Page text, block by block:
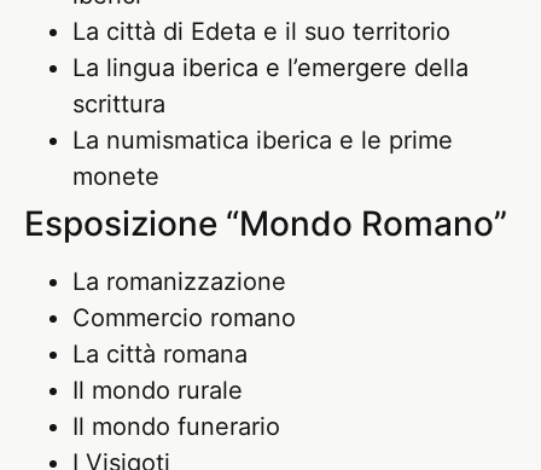
La città di Edeta e il suo territorio
La lingua iberica e l’emergere della
scrittura
La numismatica iberica e le prime
monete
Esposizione “Mondo Romano”
La romanizzazione
Commercio romano
La città romana
Il mondo rurale
Il mondo funerario
I Visigoti